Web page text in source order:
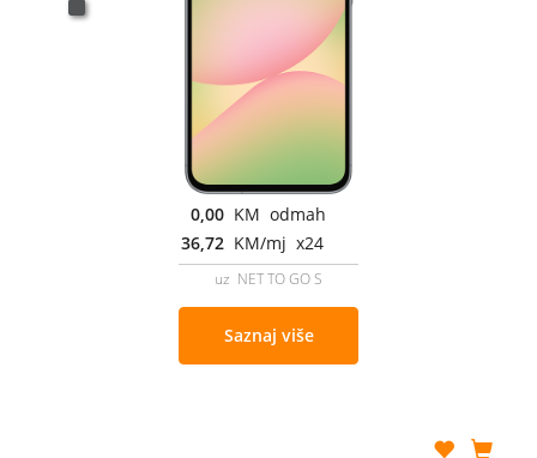
0,00 KM odmah
36,72 KM/mj x24
uz NET TO GO S
Saznaj više